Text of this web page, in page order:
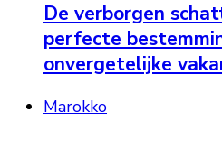
De verborgen
perfecte
onvergetelijke
Marokko